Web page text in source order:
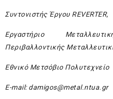
Συντονιστής Έργου REVERTER,
Εργαστήριο
Περιβαλλοντικής
Εθνικό Μετσόβιο Πολυτεχνείο
E-mail: damigos@metal.ntua.gr